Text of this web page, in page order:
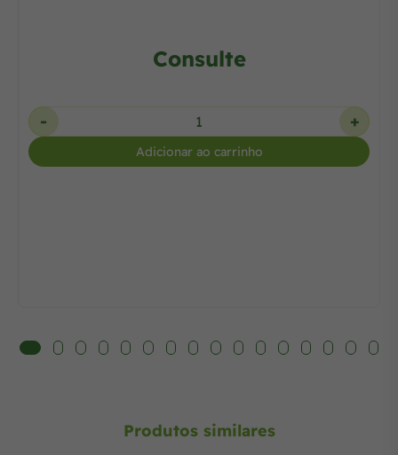
Consulte
- +
Adicionar ao carrinho
Produtos similares